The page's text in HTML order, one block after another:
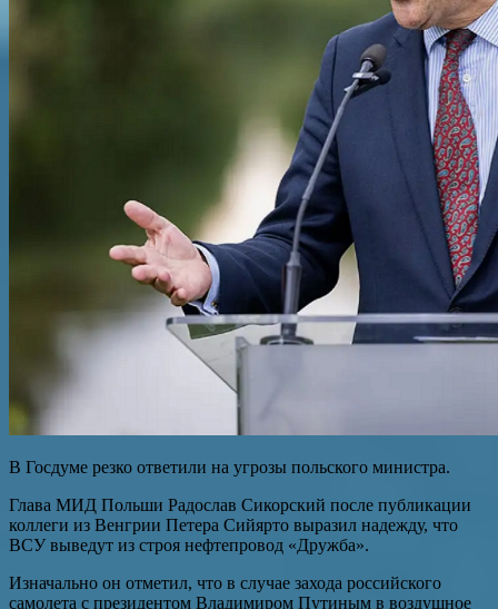
В Госдуме резко ответили на угрозы польского министра.
Глава МИД Польши Радослав Сикорский после публикации
коллеги из Венгрии Петера Сийярто выразил надежду, что
ВСУ выведут из строя нефтепровод «Дружба».
Изначально он отметил, что в случае захода российского
самолета с президентом Владимиром Путиным в воздушное